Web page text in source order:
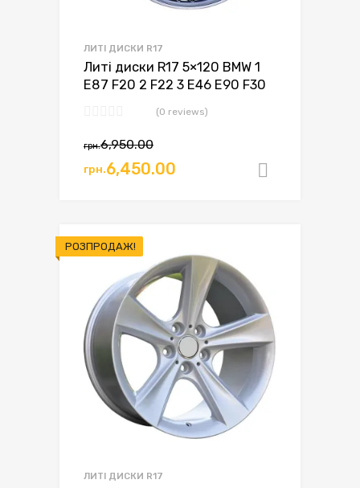
ЛИТІ ДИСКИ R17
Литі диски R17 5×120 BMW 1
E87 F20 2 F22 3 E46 E90 F30
(0 reviews)
грн.6,950.00Оригінальна
ціна:
грн.6,450.00
Поточна
ціна:
РОЗПРОДАЖ!
ЛИТІ ДИСКИ R17